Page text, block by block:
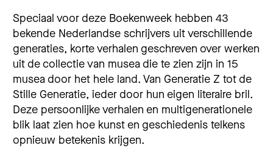
Speciaal voor deze Boekenweek hebben 43
bekende Nederlandse schrijvers uit verschillende
generaties, korte verhalen geschreven over werken
uit de collectie van musea die te zien zijn in 15
musea door het hele land. Van Generatie Z tot de
Stille Generatie, ieder door hun eigen literaire bril.
Deze persoonlijke verhalen en multigenerationele
blik laat zien hoe kunst en geschiedenis telkens
opnieuw betekenis krijgen.